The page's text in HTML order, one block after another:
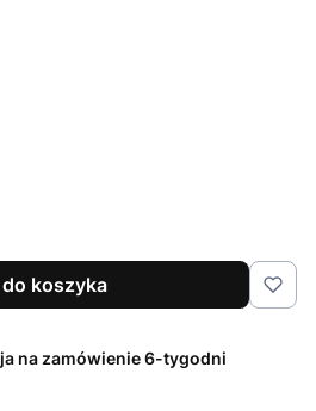
koszyka
na zamówienie 6-tygodni